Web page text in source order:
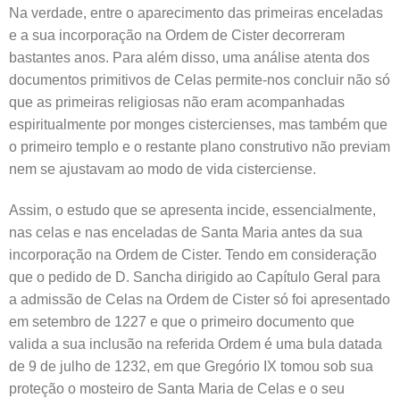
Na verdade, entre o aparecimento das primeiras enceladas
e a sua incorporação na Ordem de Cister decorreram
bastantes anos. Para além disso, uma análise atenta dos
documentos primitivos de Celas permite-nos concluir não só
que as primeiras religiosas não eram acompanhadas
espiritualmente por monges cistercienses, mas também que
o primeiro templo e o restante plano construtivo não previam
nem se ajustavam ao modo de vida cisterciense.
Assim, o estudo que se apresenta incide, essencialmente,
nas celas e nas enceladas de Santa Maria antes da sua
incorporação na Ordem de Cister. Tendo em consideração
que o pedido de D. Sancha dirigido ao Capítulo Geral para
a admissão de Celas na Ordem de Cister só foi apresentado
em setembro de 1227 e que o primeiro documento que
valida a sua inclusão na referida Ordem é uma bula datada
de 9 de julho de 1232, em que Gregório IX tomou sob sua
proteção o mosteiro de Santa Maria de Celas e o seu